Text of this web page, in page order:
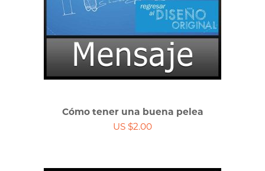
Cómo tener una buena pelea
US $2.00